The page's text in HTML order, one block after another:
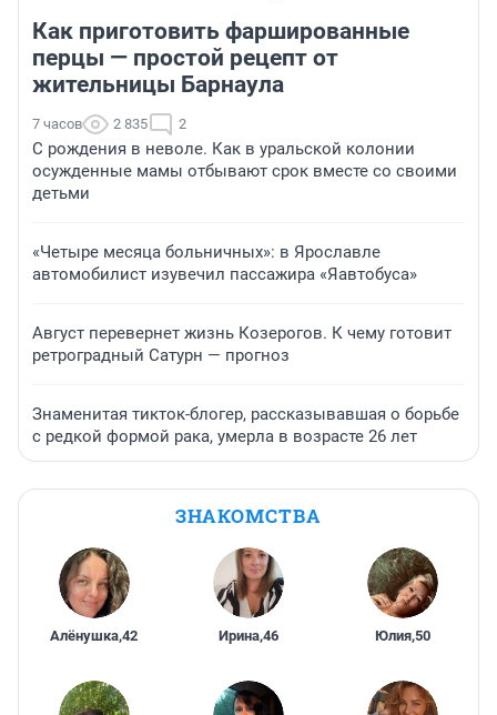
Как приготовить фаршированные
перцы — простой рецепт от
жительницы Барнаула
7 часов 2 835 2
С рождения в неволе. Как в уральской колонии
осужденные мамы отбывают срок вместе со своими
детьми
«Четыре месяца больничных»: в Ярославле
автомобилист изувечил пассажира «Яавтобуса»
Август перевернет жизнь Козерогов. К чему готовит
ретроградный Сатурн — прогноз
Знаменитая тикток-блогер, рассказывавшая о борьбе
с редкой формой рака, умерла в возрасте 26 лет
ЗНАКОМСТВА
Алёнушка,42 Ирина,46 Юлия,50